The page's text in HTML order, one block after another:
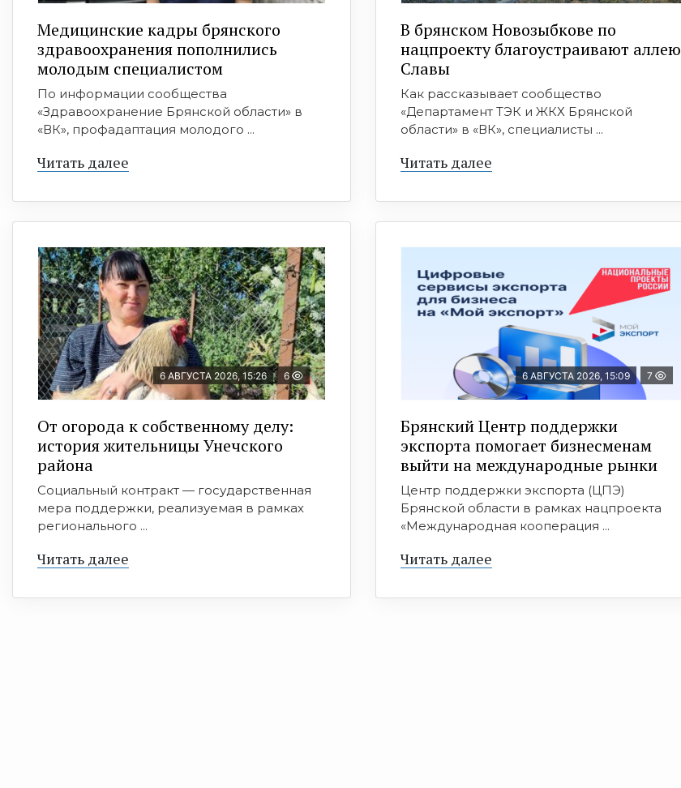
Медицинские кадры брянского
здравоохранения пополнились
молодым специалистом
По информации сообщества
«Здравоохранение Брянской области» в
«ВК», профадаптация молодого ...
Читать далее
В брянском Новозыбкове по
нацпроекту благоустраивают аллею
Славы
Как рассказывает сообщество
«Департамент ТЭК и ЖКХ Брянской
области» в «ВК», специалисты ...
Читать далее
6 АВГУСТА 2026, 15:26 6
От огорода к собственному делу:
история жительницы Унечского
района
Социальный контракт — государственная
мера поддержки, реализуемая в рамках
регионального ...
Читать далее
6 АВГУСТА 2026, 15:09 7
Брянский Центр поддержки
экспорта помогает бизнесменам
выйти на международные рынки
Центр поддержки экспорта (ЦПЭ)
Брянской области в рамках нацпроекта
«Международная кооперация ...
Читать далее